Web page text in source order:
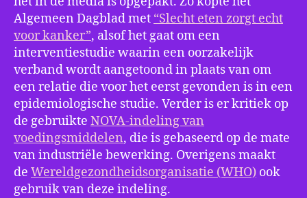
Algemeen Dagblad met “Slecht eten zorgt echt
voor kanker”, alsof het gaat om een
interventiestudie waarin een oorzakelijk
verband wordt aangetoond in plaats van om
een relatie die voor het eerst gevonden is in een
epidemiologische studie. Verder is er kritiek op
de gebruikte NOVA-indeling van
voedingsmiddelen, die is gebaseerd op de mate
van industriële bewerking. Overigens maakt
de Wereldgezondheidsorganisatie (WHO) ook
gebruik van deze indeling.